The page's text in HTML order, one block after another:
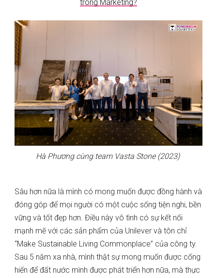
trong Marketing?
Hà Phương cùng team Vasta Stone (2023)
Sâu hơn nữa là mình có mong muốn được đồng hành và
đóng góp để mọi người có một cuộc sống tiện nghi, bền
vững và tốt đẹp hơn. Điều này vô tình có sự kết nối
mạnh mẽ với các sản phẩm của Unilever và tôn chỉ
“Make Sustainable Living Commonplace” của công ty.
Sau 5 năm xa nhà, mình thật sự mong muốn được cống
hiến để đất nước mình được phát triển hơn nữa, mà thực